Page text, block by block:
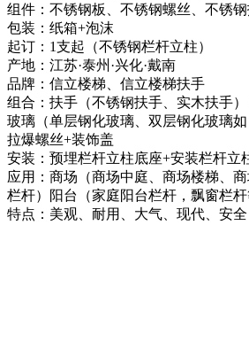
组件：不锈钢板、不锈钢螺丝、不锈
包装：纸箱+泡沫
起订：1支起（不锈钢栏杆立柱）
产地：江苏·泰州·兴化·戴南
品牌：信立楼梯、信立楼梯扶手
组合：扶手（不锈钢扶手、实木扶手）
玻璃（单层钢化玻璃、双层钢化玻璃如
拉爆螺丝+装饰盖
安装：预埋栏杆立柱底座+安装栏杆立
应用：商场（商场中庭、商场楼梯、
栏杆）阳台（家庭阳台栏杆，飘窗栏
特点：美观、耐用、大气、现代、安全